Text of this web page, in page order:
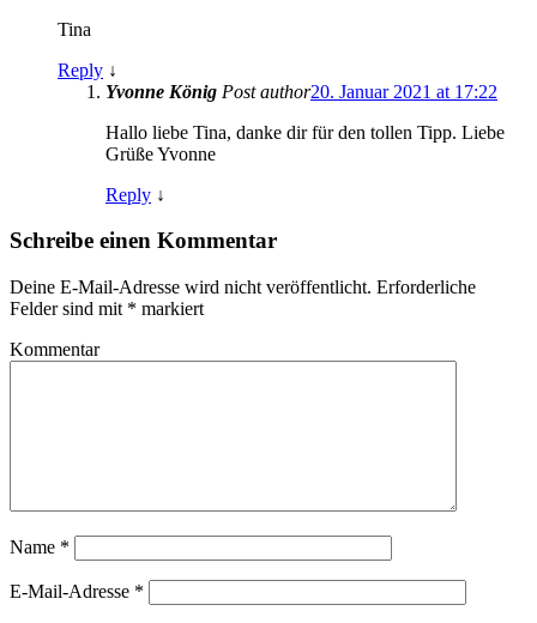
Tina
Reply ↓
Yvonne König Post author20. Januar 2021 at 17:22
Hallo liebe Tina, danke dir für den tollen Tipp. Liebe
Grüße Yvonne
Reply ↓
Schreibe einen Kommentar
Deine E-Mail-Adresse wird nicht veröffentlicht. Erforderliche
Felder sind mit * markiert
Kommentar
Name *
E-Mail-Adresse *